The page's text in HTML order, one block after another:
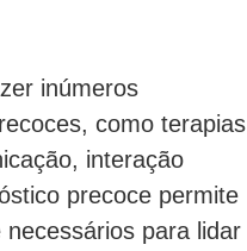
inúmeros
como terapias
interação
precoce permite
para lidar